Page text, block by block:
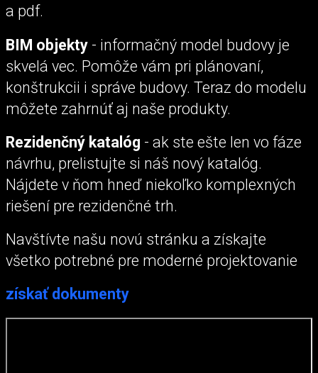
a pdf.
BIM objekty - informačný model budovy je
skvelá vec. Pomôže vám pri plánovaní,
konštrukcii i správe budovy. Teraz do modelu
môžete zahrnúť aj naše produkty.
Rezidenčný katalóg - ak ste ešte len vo fáze
návrhu, prelistujte si náš nový katalóg.
Nájdete v ňom hneď niekoľko komplexných
riešení pre rezidenčné trh.
Navštívte našu novú stránku a získajte
všetko potrebné pre moderné projektovanie
získať dokumenty